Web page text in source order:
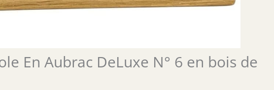
En Aubrac DeLuxe N° 6 en bois de